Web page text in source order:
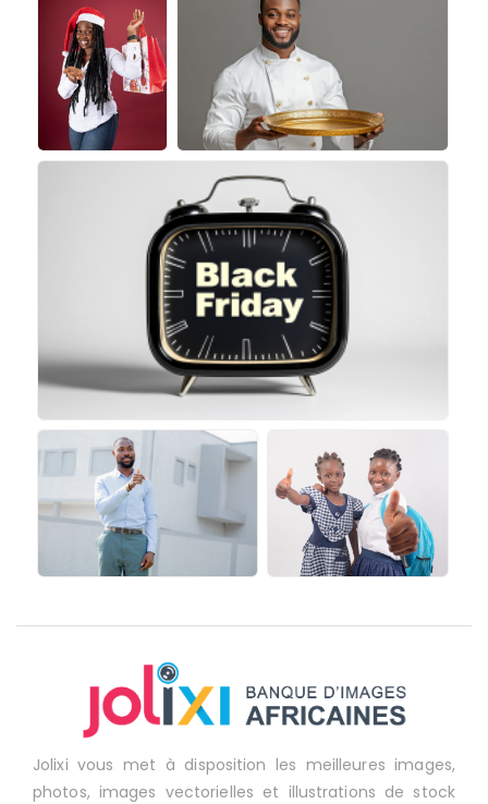
Jolixi vous met à disposition les meilleures images,
photos, images vectorielles et illustrations de stock